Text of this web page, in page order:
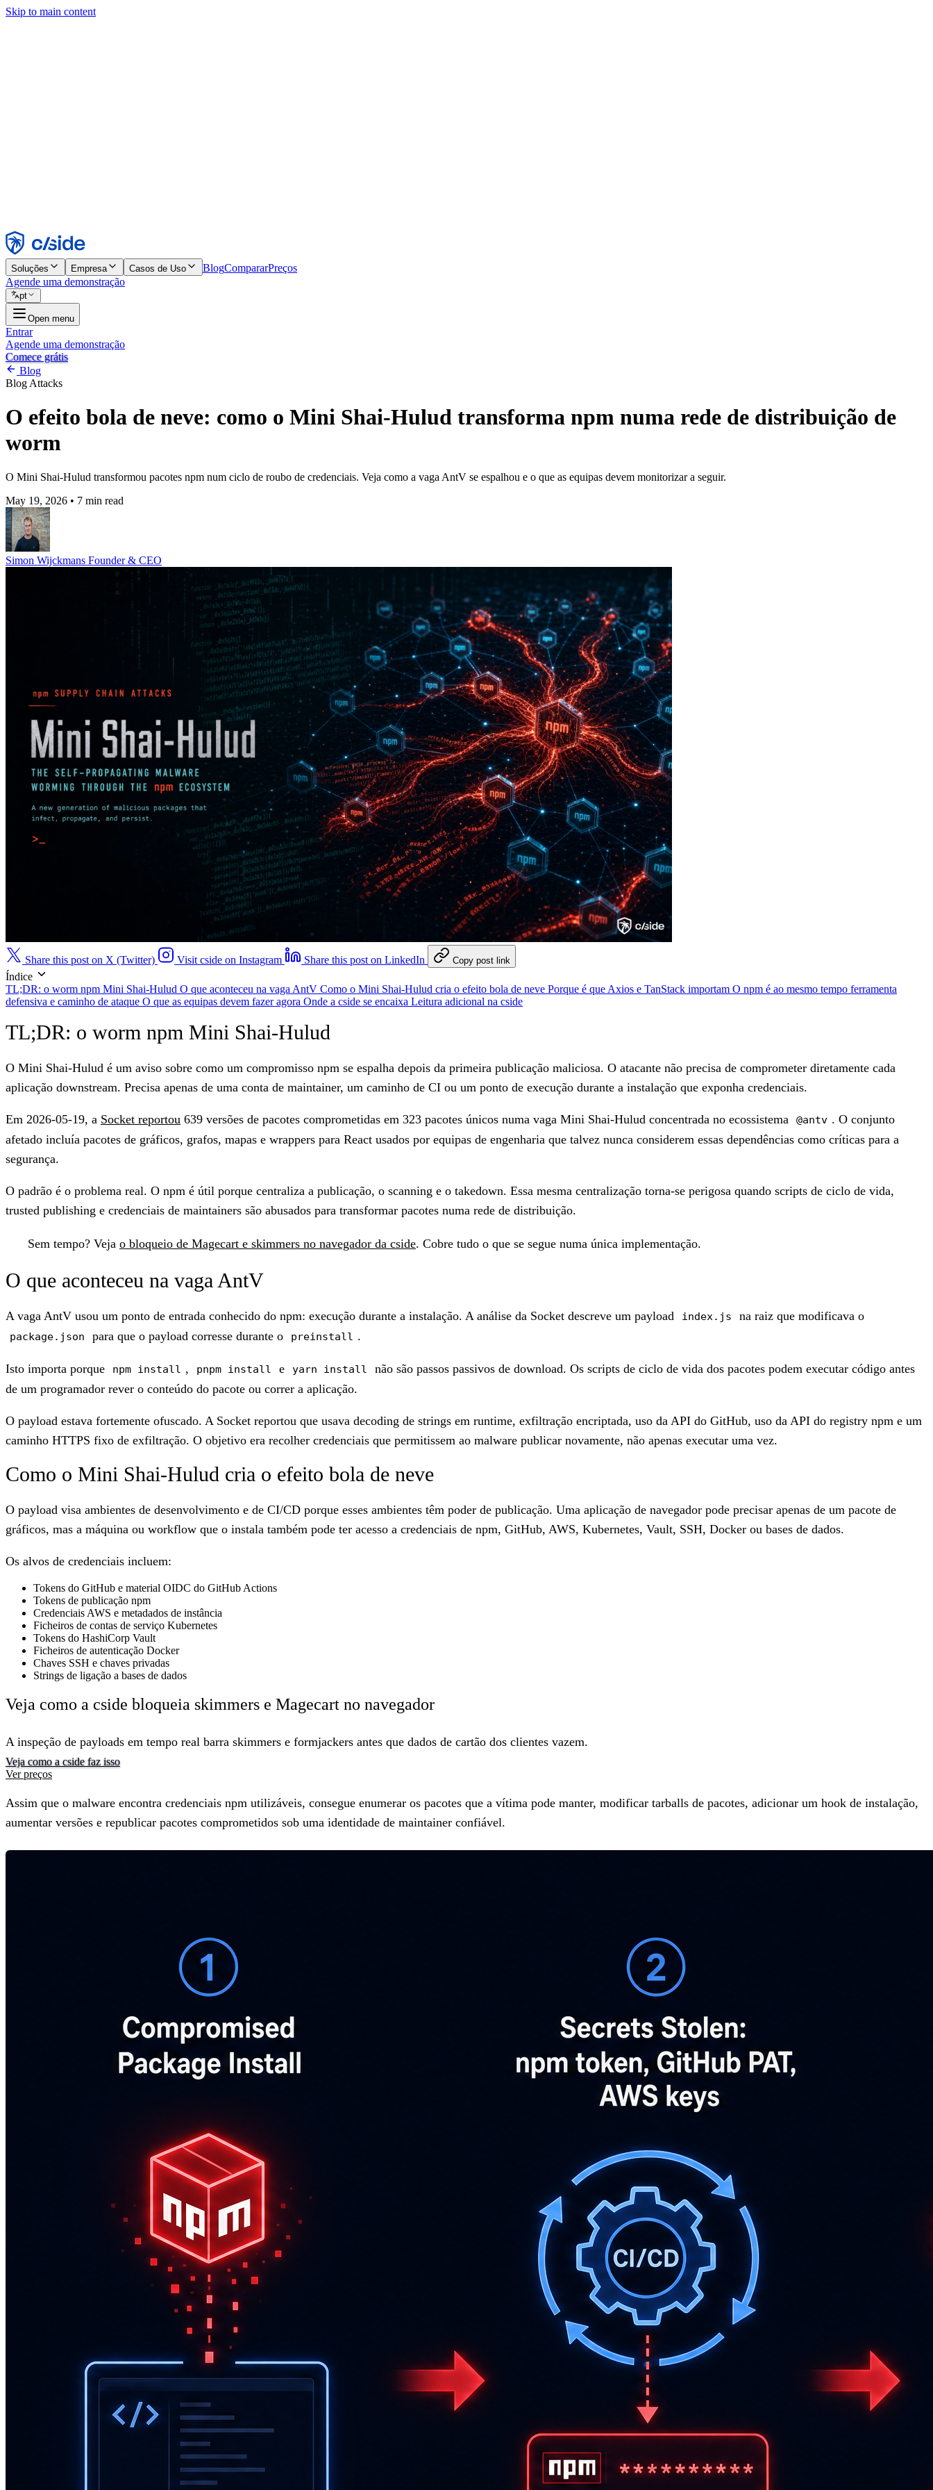
Skip to main content
Rejeitar
Soluções Empresa Casos de Uso BlogCompararPreços
Agende uma demonstração
pt
Open menu
Entrar
Agende uma demonstração
Comece grátis
Blog
Blog Attacks
O efeito bola de neve: como o Mini Shai-Hulud transforma npm numa rede de distribuição de
worm
O Mini Shai-Hulud transformou pacotes npm num ciclo de roubo de credenciais. Veja como a vaga AntV se espalhou e o que as equipas devem monitorizar a seguir.
May 19, 2026 • 7 min read
Simon Wijckmans Founder & CEO
Share this post on X (Twitter) Visit cside on Instagram Share this post on LinkedIn Copy post link
Índice
TL;DR: o worm npm Mini Shai-Hulud O que aconteceu na vaga AntV Como o Mini Shai-Hulud cria o efeito bola de neve Porque é que Axios e TanStack importam O npm é ao mesmo tempo ferramenta
defensiva e caminho de ataque O que as equipas devem fazer agora Onde a cside se encaixa Leitura adicional na cside
TL;DR: o worm npm Mini Shai-Hulud
O Mini Shai-Hulud é um aviso sobre como um compromisso npm se espalha depois da primeira publicação maliciosa. O atacante não precisa de comprometer diretamente cada
aplicação downstream. Precisa apenas de uma conta de maintainer, um caminho de CI ou um ponto de execução durante a instalação que exponha credenciais.
Em 2026-05-19, a Socket reportou 639 versões de pacotes comprometidas em 323 pacotes únicos numa vaga Mini Shai-Hulud concentrada no ecossistema @antv . O conjunto
afetado incluía pacotes de gráficos, grafos, mapas e wrappers para React usados por equipas de engenharia que talvez nunca considerem essas dependências como críticas para a
segurança.
O padrão é o problema real. O npm é útil porque centraliza a publicação, o scanning e o takedown. Essa mesma centralização torna-se perigosa quando scripts de ciclo de vida,
trusted publishing e credenciais de maintainers são abusados para transformar pacotes numa rede de distribuição.
Sem tempo? Veja o bloqueio de Magecart e skimmers no navegador da cside. Cobre tudo o que se segue numa única implementação.
O que aconteceu na vaga AntV
A vaga AntV usou um ponto de entrada conhecido do npm: execução durante a instalação. A análise da Socket descreve um payload index.js na raiz que modificava o
package.json para que o payload corresse durante o preinstall .
Isto importa porque npm install , pnpm install e yarn install
não são passos passivos de download. Os scripts de ciclo de vida dos pacotes podem executar código antes
de um programador rever o conteúdo do pacote ou correr a aplicação.
O payload estava fortemente ofuscado. A Socket reportou que usava decoding de strings em runtime, exfiltração encriptada, uso da API do GitHub, uso da API do registry npm e um
caminho HTTPS fixo de exfiltração. O objetivo era recolher credenciais que permitissem ao malware publicar novamente, não apenas executar uma vez.
Como o Mini Shai-Hulud cria o efeito bola de neve
O payload visa ambientes de desenvolvimento e de CI/CD porque esses ambientes têm poder de publicação. Uma aplicação de navegador pode precisar apenas de um pacote de
gráficos, mas a máquina ou workflow que o instala também pode ter acesso a credenciais de npm, GitHub, AWS, Kubernetes, Vault, SSH, Docker ou bases de dados.
Os alvos de credenciais incluem:
Tokens do GitHub e material OIDC do GitHub Actions
Tokens de publicação npm
Credenciais AWS e metadados de instância
Ficheiros de contas de serviço Kubernetes
Tokens do HashiCorp Vault
Ficheiros de autenticação Docker
Chaves SSH e chaves privadas
Strings de ligação a bases de dados
Veja como a cside bloqueia skimmers e Magecart no navegador
A inspeção de payloads em tempo real barra skimmers e formjackers antes que dados de cartão dos clientes vazem.
Veja como a cside faz isso
Ver preços
Assim que o malware encontra credenciais npm utilizáveis, consegue enumerar os pacotes que a vítima pode manter, modificar tarballs de pacotes, adicionar um hook de instalação,
aumentar versões e republicar pacotes comprometidos sob uma identidade de maintainer confiável.